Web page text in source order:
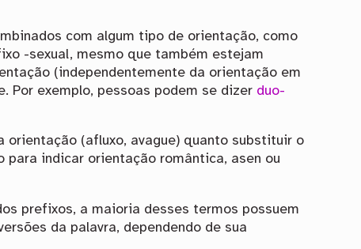
com algum tipo de orientação, como
-sexual, mesmo que também estejam
(independentemente da orientação em
Por exemplo, pessoas podem se dizer duo-
(afluxo, avague) quanto substituir o
para indicar orientação romântica, asen ou
prefixos, a maioria desses termos possuem
da palavra, dependendo de sua